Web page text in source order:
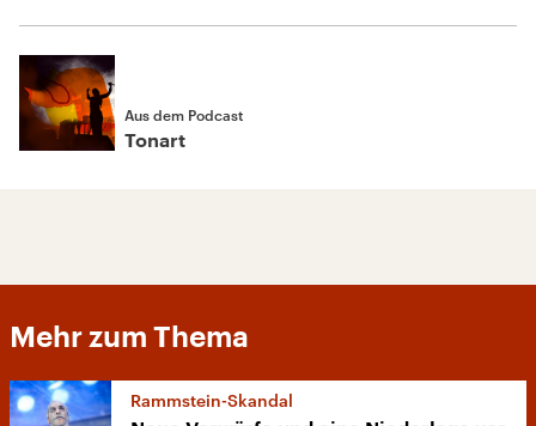
Aus dem Podcast
Tonart
Mehr zum Thema
Rammstein-Skandal